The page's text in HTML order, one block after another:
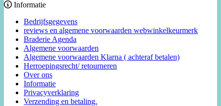
Informatie
Bedrijfsgegevens
reviews en algemene voorwaarden webwinkelkeurmerk
Braderie Agenda
Algemene voorwaarden
Algemene voorwaarden Klarna ( achteraf betalen)
Herroepingsrecht/ retourneren
Over ons
Informatie
Privacyverklaring
Verzending en betaling.